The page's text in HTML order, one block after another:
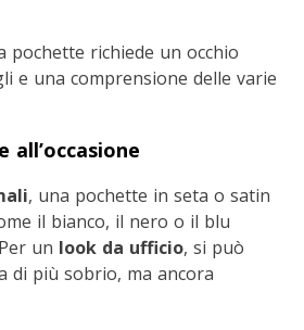
pochette richiede un occhio
e una comprensione delle varie
all’occasione
, una pochette in seta o satin
il bianco, il nero o il blu
un look da ufficio, si può
di più sobrio, ma ancora